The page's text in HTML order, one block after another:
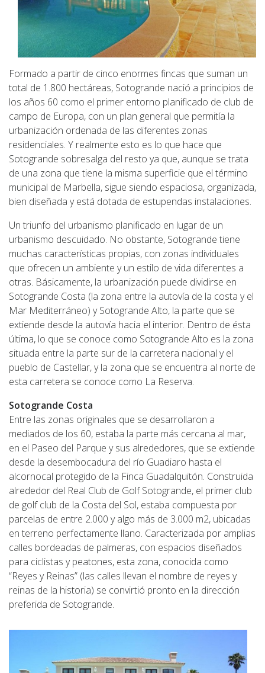
Formado a partir de cinco enormes fincas que suman un
total de 1.800 hectáreas, Sotogrande nació a principios de
los años 60 como el primer entorno planificado de club de
campo de Europa, con un plan general que permitía la
urbanización ordenada de las diferentes zonas
residenciales. Y realmente esto es lo que hace que
Sotogrande sobresalga del resto ya que, aunque se trata
de una zona que tiene la misma superficie que el término
municipal de Marbella, sigue siendo espaciosa, organizada,
bien diseñada y está dotada de estupendas instalaciones.
Un triunfo del urbanismo planificado en lugar de un
urbanismo descuidado. No obstante, Sotogrande tiene
muchas características propias, con zonas individuales
que ofrecen un ambiente y un estilo de vida diferentes a
otras. Básicamente, la urbanización puede dividirse en
Sotogrande Costa (la zona entre la autovía de la costa y el
Mar Mediterráneo) y Sotogrande Alto, la parte que se
extiende desde la autovía hacia el interior. Dentro de ésta
última, lo que se conoce como Sotogrande Alto es la zona
situada entre la parte sur de la carretera nacional y el
pueblo de Castellar, y la zona que se encuentra al norte de
esta carretera se conoce como La Reserva.
Sotogrande Costa
Entre las zonas originales que se desarrollaron a
mediados de los 60, estaba la parte más cercana al mar,
en el Paseo del Parque y sus alrededores, que se extiende
desde la desembocadura del río Guadiaro hasta el
alcornocal protegido de la Finca Guadalquitón. Construida
alrededor del Real Club de Golf Sotogrande, el primer club
de golf club de la Costa del Sol, estaba compuesta por
parcelas de entre 2.000 y algo más de 3.000 m2, ubicadas
en terreno perfectamente llano. Caracterizada por amplias
calles bordeadas de palmeras, con espacios diseñados
para ciclistas y peatones, esta zona, conocida como
“Reyes y Reinas” (las calles llevan el nombre de reyes y
reinas de la historia) se convirtió pronto en la dirección
preferida de Sotogrande.